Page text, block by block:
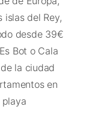
islas del Rey,
desde 39€
Bot o Cala
la ciudad
en
playa